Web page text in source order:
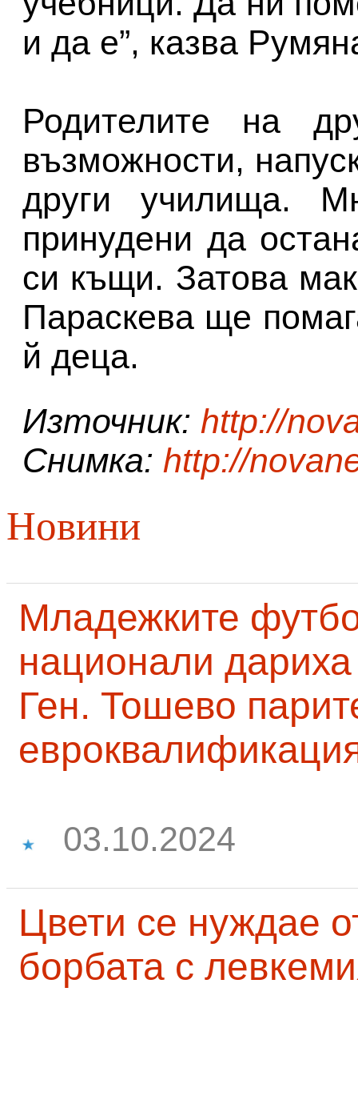
и да е”, казва
Родителите на
възможности,
други училища.
принудени да
си къщи. Затова
Параскева ще
й деца.
Източник: http://
Снимка: http://
Новини
Младежките
национали
Ген. Тошево
03.10.2024
Цвети се нуждае
борбата с